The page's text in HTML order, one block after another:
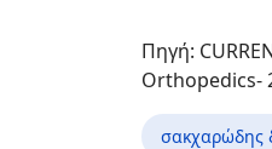
Πηγή:
Orthopedics-
σακχαρώδης